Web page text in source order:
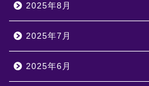
2025年8月
2025年7月
2025年6月